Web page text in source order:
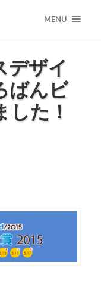
MENU
デザイ
ばんビ
した！